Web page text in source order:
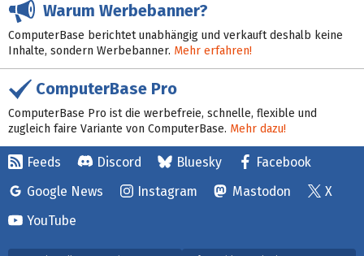
Warum Werbebanner?
ComputerBase berichtet unabhängig und verkauft deshalb keine
Inhalte, sondern Werbebanner. Mehr erfahren!
ComputerBase Pro
ComputerBase Pro ist die werbefreie, schnelle, flexible und
zugleich faire Variante von ComputerBase. Mehr dazu!
Feeds Discord Bluesky
Facebook
Google News
Instagram Mastodon
X
YouTube